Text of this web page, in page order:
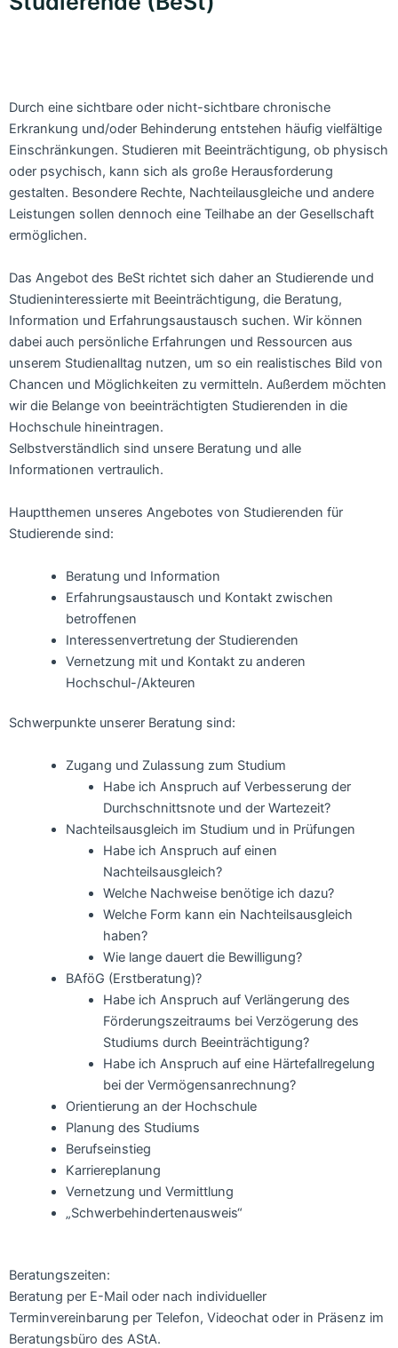
Durch eine sichtbare oder nicht-sichtbare chronische
Erkrankung und/oder Behinderung entstehen häufig vielfältige
Einschränkungen. Studieren mit Beeinträchtigung, ob physisch
oder psychisch, kann sich als große Herausforderung
gestalten. Besondere Rechte, Nachteilausgleiche und andere
Leistungen sollen dennoch eine Teilhabe an der Gesellschaft
ermöglichen.
Das Angebot des BeSt richtet sich daher an Studierende und
Studieninteressierte mit Beeinträchtigung, die Beratung,
Information und Erfahrungsaustausch suchen. Wir können
dabei auch persönliche Erfahrungen und Ressourcen aus
unserem Studienalltag nutzen, um so ein realistisches Bild von
Chancen und Möglichkeiten zu vermitteln. Außerdem möchten
wir die Belange von beeinträchtigten Studierenden in die
Hochschule hineintragen.
Selbstverständlich sind unsere Beratung und alle
Informationen vertraulich.
Hauptthemen unseres Angebotes von Studierenden für
Studierende sind:
Beratung und Information
Erfahrungsaustausch und Kontakt zwischen
betroffenen
Interessenvertretung der Studierenden
Vernetzung mit und Kontakt zu anderen
Hochschul-/Akteuren
Schwerpunkte unserer Beratung sind:
Zugang und Zulassung zum Studium
Habe ich Anspruch auf Verbesserung der
Durchschnittsnote und der Wartezeit?
Nachteilsausgleich im Studium und in Prüfungen
Habe ich Anspruch auf einen
Nachteilsausgleich?
Welche Nachweise benötige ich dazu?
Welche Form kann ein Nachteilsausgleich
haben?
Wie lange dauert die Bewilligung?
BAföG (Erstberatung)?
Habe ich Anspruch auf Verlängerung des
Förderungszeitraums bei Verzögerung des
Studiums durch Beeinträchtigung?
Habe ich Anspruch auf eine Härtefallregelung
bei der Vermögensanrechnung?
Orientierung an der Hochschule
Planung des Studiums
Berufseinstieg
Karriereplanung
Vernetzung und Vermittlung
„Schwerbehindertenausweis“
Beratungszeiten:
Beratung per E-Mail oder nach individueller
Terminvereinbarung per Telefon, Videochat oder in Präsenz im
Beratungsbüro des AStA.